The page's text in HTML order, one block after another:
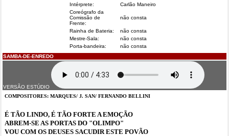
Intérprete:
Carlão Maneiro
Coreógrafo da
Comissão de
Frente:
não consta
Rainha de Bateria:
não consta
Mestre-Sala:
não consta
Porta-bandeira:
não consta
SAMBA-DE-ENREDO
VERSÃO ESTÚDIO
COMPOSITORES: MARQUES/ J. SAN/ FERNANDO BELLINI
É TÃO LINDO, É TÃO FORTE A EMOÇÃO
ABREM-SE AS PORTAS DO "OLIMPO"
VOU COM OS DEUSES SACUDIR ESTE POVÃO